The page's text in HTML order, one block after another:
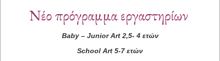
Νέο πρόγραμμα εργαστηρίων
Baby– Junior Art2,5- 4 ετών
School Art 5-7 ετών